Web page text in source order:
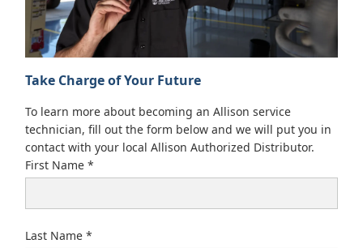
Take Charge of Your Future
To learn more about becoming an Allison service
technician, fill out the form below and we will put you in
contact with your local Allison Authorized Distributor.
First Name
Last Name